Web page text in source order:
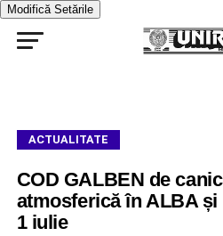
Modifică Setările
ACTUALITATE
COD GALBEN de
atmosferică în ALBA și
1 iulie